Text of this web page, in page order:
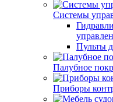
Системы
Пульты
Палубное
Приборы